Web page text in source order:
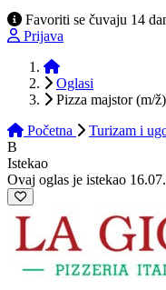
Favoriti se čuvaju 14
Prijava
Početna
Oglasi
Pizza majstor (m/ž)
Početna
Turizam i
B
Istekao
Ovaj oglas je istekao